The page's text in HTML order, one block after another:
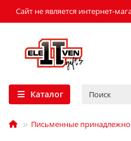
Сайт не является интернет-
Каталог
Письменные